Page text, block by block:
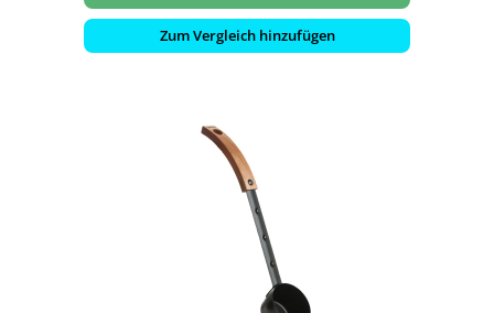
Zum Vergleich hinzufügen